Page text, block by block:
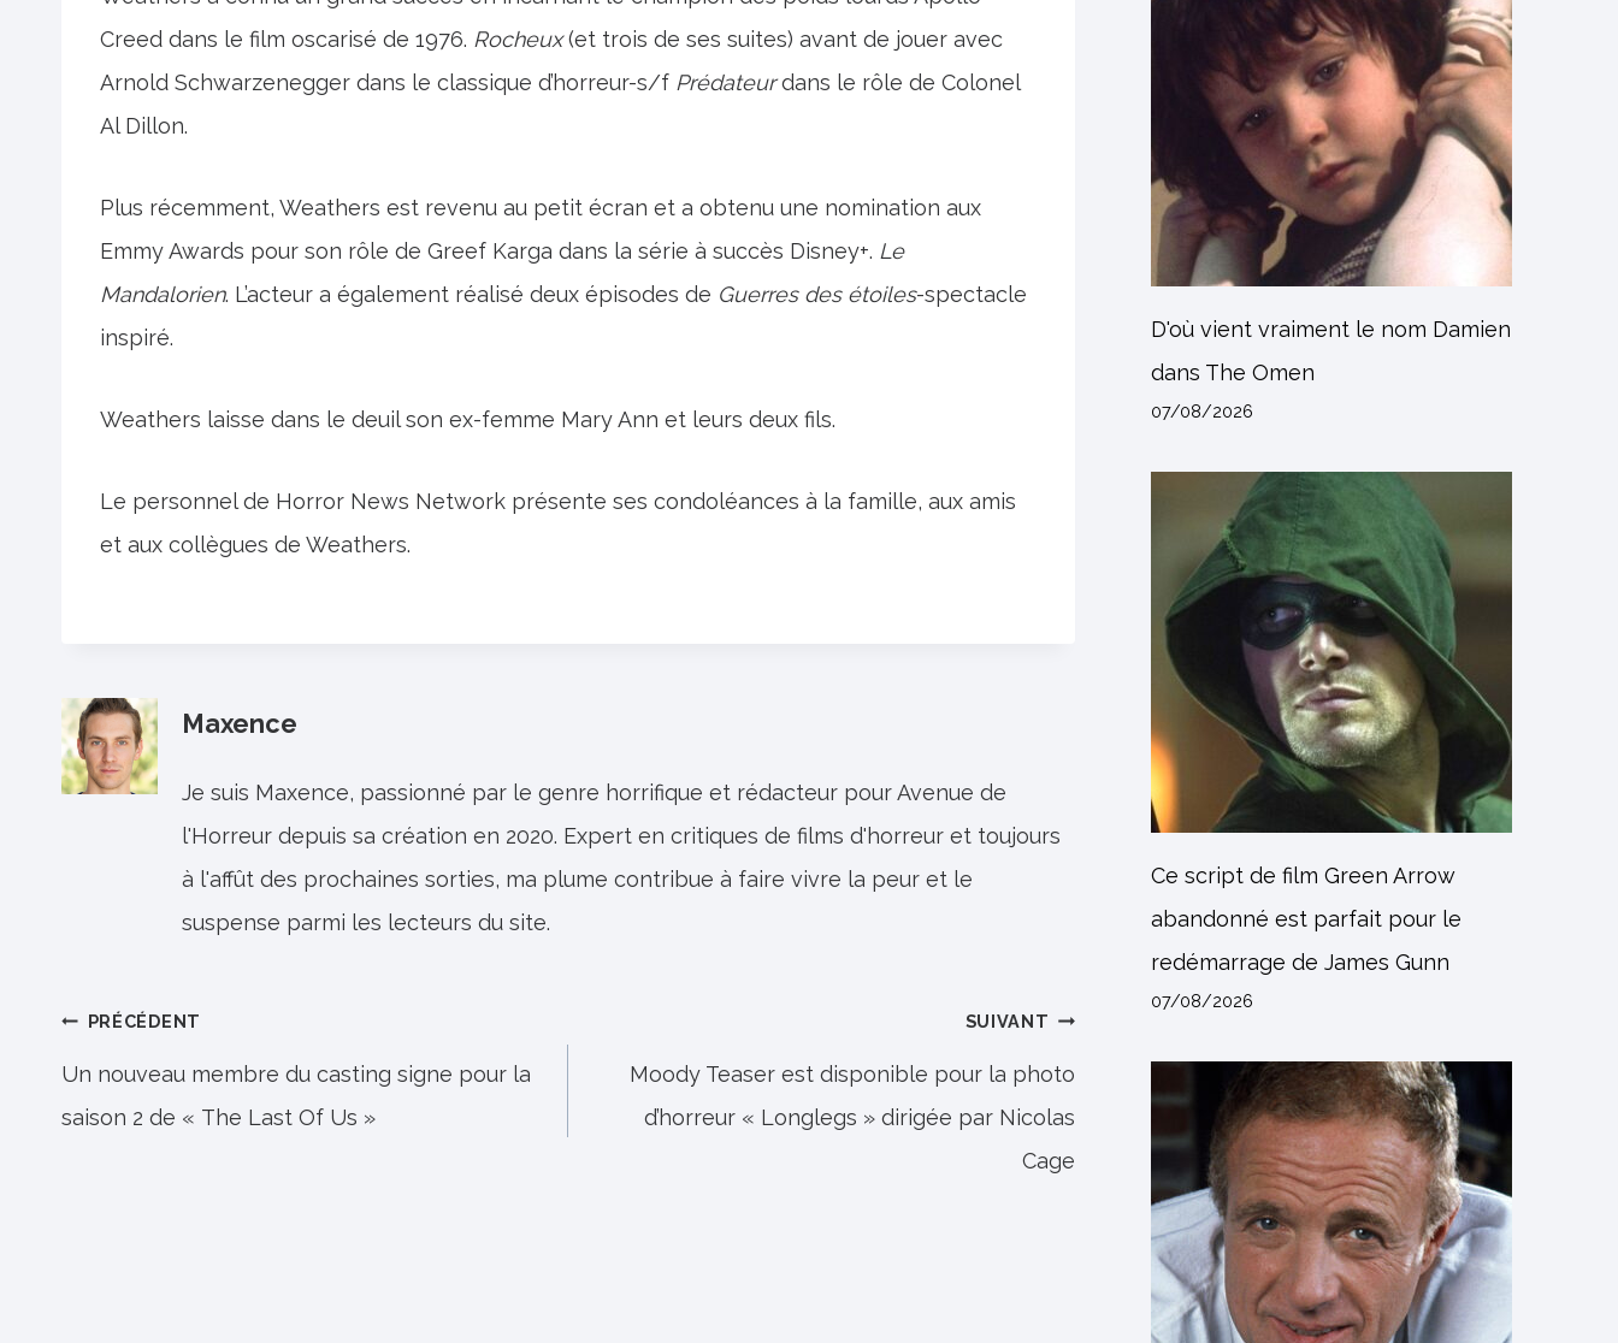
Creed dans le film oscarisé de 1976. Rocheux(et trois de ses suites) avant de jouer avec
Arnold Schwarzenegger dans le classique d’horreur-s/f Prédateurdans le rôle de Colonel
Al Dillon.
Plus récemment, Weathers est revenu au petit écran et a obtenu une nomination aux
Emmy Awards pour son rôle de Greef Karga dans la série à succès Disney+. Le
Mandalorien. L’acteur a également réalisé deux épisodes de Guerres des étoiles-spectacle
inspiré.
Weathers laisse dans le deuil son ex-femme Mary Ann et leurs deux fils.
Le personnel de Horror News Network présente ses condoléances à la famille, aux amis
et aux collègues de Weathers.
Maxence
Je suis Maxence, passionné par le genre horrifique et rédacteur pour Avenue de
l'Horreur depuis sa création en 2020. Expert en critiques de films d'horreur et toujours
à l'affût des prochaines sorties, ma plume contribue à faire vivre la peur et le
suspense parmi les lecteurs du site.
Navigation
de
l’article
PRÉCÉDENT
Un nouveau membre du casting signe pour la
saison 2 de « The Last Of Us »
SUIVANT
Moody Teaser est disponible pour la photo
d’horreur « Longlegs » dirigée par Nicolas
Cage
D'où vient vraiment le nom Damien
dans The Omen
07/08/2026
Ce script de film Green Arrow
abandonné est parfait pour le
redémarrage de James Gunn
07/08/2026